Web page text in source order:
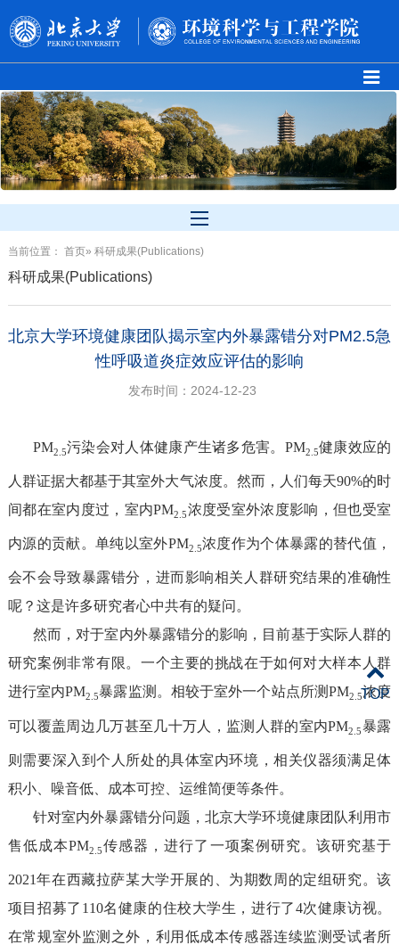
当前位置： 首页» 科研成果(Publications)
科研成果(Publications)
北京大学环境健康团队揭示室内外暴露错分对PM2.5急
性呼吸道炎症效应评估的影响
发布时间：2024-12-23
PM2.5污染会对人体健康产生诸多危害。 PM2.5健康效应的
人群证据大都基于其室外大气浓度。 然而，人们每天90%的时
间都在室内度过， 室内PM2.5浓度受室外浓度影响 ，但也受室
内源的贡献。 单纯以室外PM2.5浓度作为个体暴露的替代值，
会不会导致暴露错分， 进而影响相关 人群研究结果的准确性
呢？ 这是许多研究者心中共有的疑问。
然而，对于室内外暴露错分的影响， 目前基于实际人群的
研究案例非常有限。一个主要的挑战在于如何对大样本 人群
进行室内PM2.5暴露监测 。 相较于室外一个站点所测PM2.5浓度
可以覆盖周边几万甚至几十万人，监测人群的室内PM2.5暴露
则需要深入到个 人所处的具体室内环境 ，相关仪器须满足体
积小、噪音低、成本可控、运维简便等条件。
针对室内外暴露错分问题，北京大学环境健康团队利用市
售低成本PM2.5传感器，进行了一项案例研究 。该研究基于
2021年在西藏拉萨某大学开展的 为期数周的定组研究 。该
项目招募了 110名健康的住校大学生 ，进行了4次健康访视。
在常规室外监测之外 ， 利用低成本传感器连续监测受试者所
TOP